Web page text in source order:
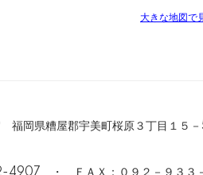
大きな地図で
福岡県糟屋郡宇美町桜原３丁目